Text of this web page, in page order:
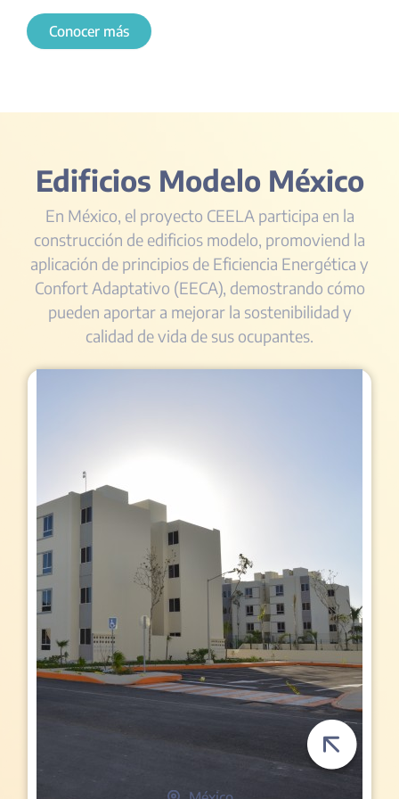
Conocer más
Edificios Modelo México
En México, el proyecto CEELA participa en la
construcción de edificios modelo, promoviend la
aplicación de principios de Eficiencia Energética y
Confort Adaptativo (EECA), demostrando cómo
pueden aportar a mejorar la sostenibilidad y
calidad de vida de sus ocupantes.